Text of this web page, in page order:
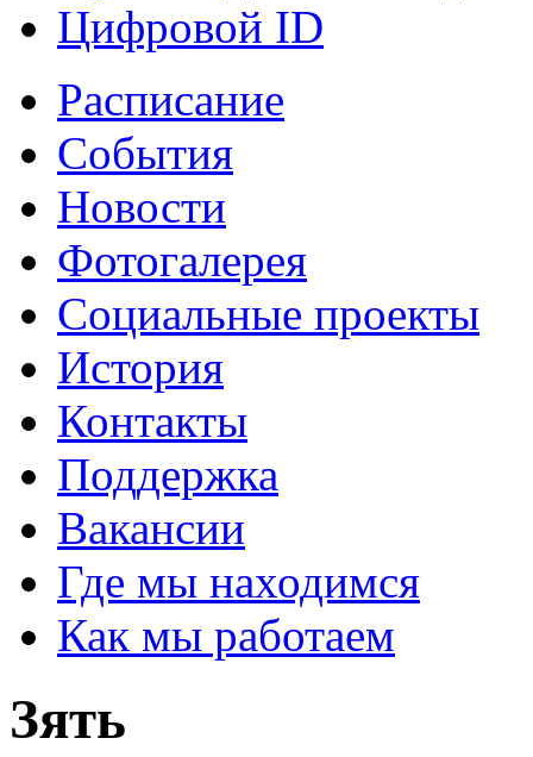
Цифровой ID
Расписание
События
Новости
Фотогалерея
Социальные проекты
История
Контакты
Поддержка
Вакансии
Где мы находимся
Как мы работаем
Зять